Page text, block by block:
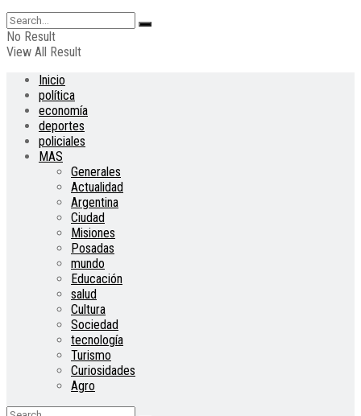
No Result
View All Result
Inicio
política
economía
deportes
policiales
MAS
Generales
Actualidad
Argentina
Ciudad
Misiones
Posadas
mundo
Educación
salud
Cultura
Sociedad
tecnología
Turismo
Curiosidades
Agro